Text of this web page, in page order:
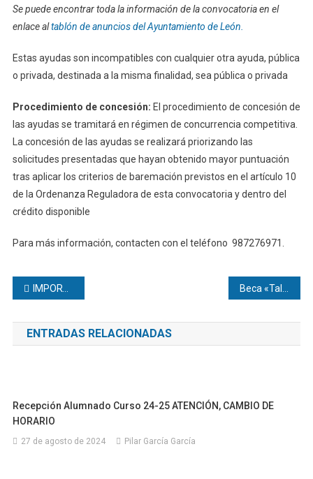
Se puede encontrar toda la información de la convocatoria en el
enlace altablón de anuncios del Ayuntamiento de León.
Estas ayudas son incompatibles con cualquier otra ayuda, pública
o privada, destinada a la misma finalidad, sea pública o privada
Procedimiento de concesión: El procedimiento de concesión de
las ayudas se tramitará en régimen de concurrencia competitiva.
La concesión de las ayudas se realizará priorizando las
solicitudes presentadas que hayan obtenido mayor puntuación
tras aplicar los criterios de baremación previstos en el artículo 10
de la Ordenanza Reguladora de esta convocatoria y dentro del
crédito disponible
Para más información, contacten con el teléfono 987276971.
Navegación
de
entradas
IMPORTANTE: Transitoriedad entre planes de estudios
ENTRADAS RELACIONADAS
Recepción Alumnado Curso 24-25 ATENCIÓN, CAMBIO DE
HORARIO
27 de agosto de 2024 Pilar García García